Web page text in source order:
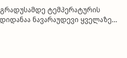
ტემპერატურის
ნავარაუდევი ყველაზე